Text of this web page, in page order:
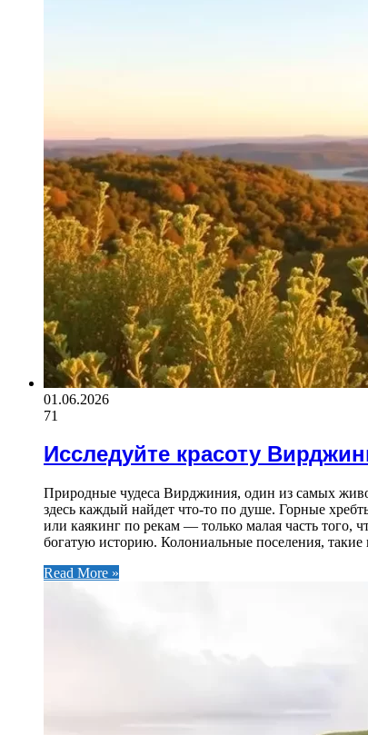
01.06.2026
71
Исследуйте красоту
Природные чудеса Вирджиния, один из самых
здесь каждый найдет что-то по душе. Горные
или каякинг по рекам — только малая часть того,
богатую историю. Колониальные поселения,
Read More »